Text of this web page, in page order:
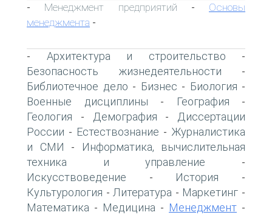
- Менеджмент предприятий - Основы
менеджмента -
- Архитектура и строительство -
Безопасность жизнедеятельности -
Библиотечное дело - Бизнес - Биология -
Военные дисциплины - География -
Геология - Демография -
Диссертации
России - Естествознание - Журналистика
и СМИ -
Информатика, вычислительная
техника и управление -
Искусствоведение - История -
Культурология - Литература - Маркетинг -
Математика - Медицина - Менеджмент -